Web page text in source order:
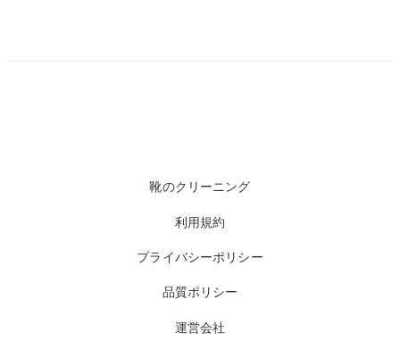
靴のクリーニング
利用規約
プライバシーポリシー
品質ポリシー
運営会社